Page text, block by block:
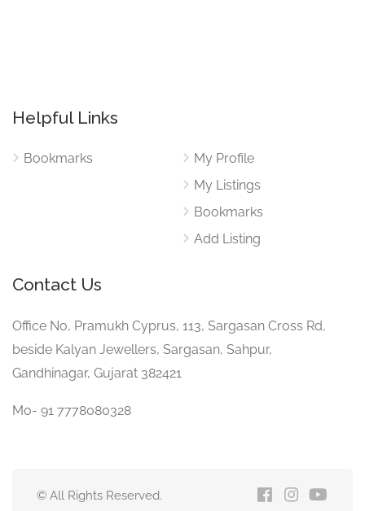
Helpful Links
Bookmarks
My Profile
My Listings
Bookmarks
Add Listing
Contact Us
Office No, Pramukh Cyprus, 113, Sargasan Cross Rd,
beside Kalyan Jewellers, Sargasan, Sahpur,
Gandhinagar, Gujarat 382421
Mo- 91 7778080328
© All Rights Reserved.